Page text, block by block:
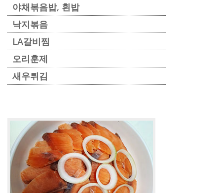
야채볶음밥, 흰밥
낙지볶음
LA갈비찜
오리훈제
새우튀김